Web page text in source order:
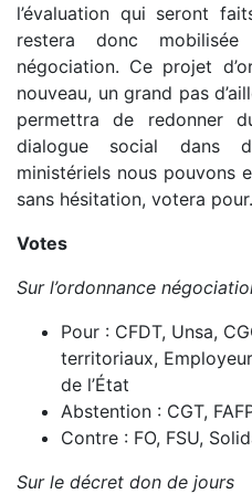
l’évaluation qui seront
restera donc
négociation. Ce projet
nouveau, un grand pas
permettra de redonner
dialogue social dans
ministériels nous pouvons
sans hésitation, votera pour.
Votes
Sur l’ordonnance
Pour : CFDT, Unsa,
territoriaux,
de l’État
Abstention : CGT,
Contre : FO, FSU,
Sur le décret don de jours